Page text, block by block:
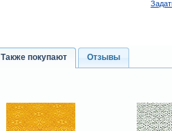
Также покупают Отзывы